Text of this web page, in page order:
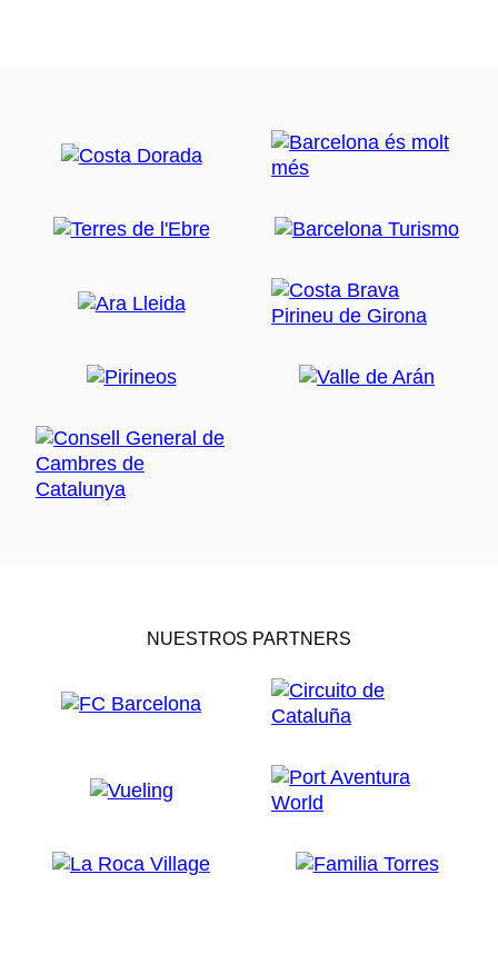
NUESTROS PARTNERS